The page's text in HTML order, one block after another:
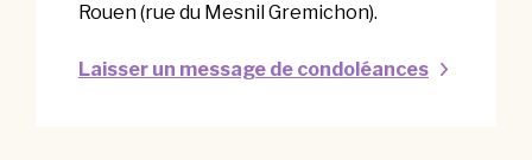
Rouen (rue du Mesnil Gremichon).
Laisser un message de condoléances